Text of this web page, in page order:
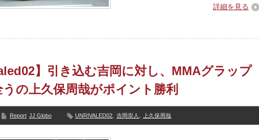
詳細を見る
】引き込む吉岡に対し、MMAグラップ
うの上久保周哉がポイント勝利
Report JJ Globo UNRIVALED02 吉岡崇人 上久保周哉